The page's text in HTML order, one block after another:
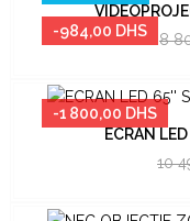
-984,00 DHS
Prix
8
-1 800,00 DHS
ECRAN
Prix
10